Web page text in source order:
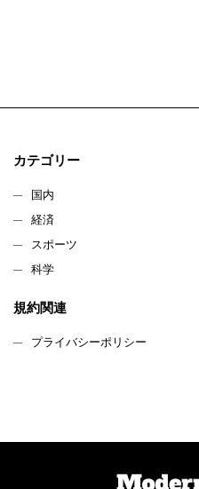
カテゴリー
国内
経済
スポーツ
科学
規約関連
プライバシーポリシー